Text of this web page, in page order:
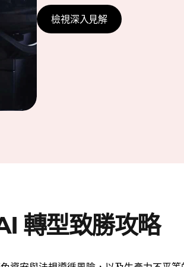
檢視深入見解
轉型致勝攻略